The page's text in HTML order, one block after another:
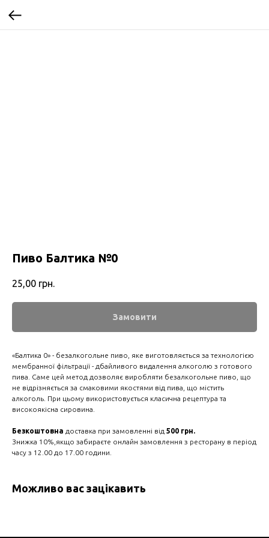
Пиво Балтика №0
25,00 грн.
Замовити
«Балтика 0» - безалкогольне пиво, яке виготовляється за технологією
мембранної фільтрації - дбайливого видалення алкоголю з готового
пива. Саме цей метод дозволяє виробляти безалкогольне пиво, що
не відрізняється за смаковими якостями від пива, що містить
алкоголь. При цьому використовується класична рецептура та
високоякісна сировина.
Безкоштовна доставка при замовленні від 500 грн.
Знижка 10%,якщо забираєте онлайн замовлення з ресторану в період
часу з 12.00 до 17.00 години.
Можливо вас зацікавить